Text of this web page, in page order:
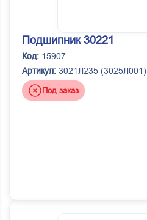
Подшипник 30221
Код: 15907
Артикул: 3021Л235 (3025Л001)
Под заказ